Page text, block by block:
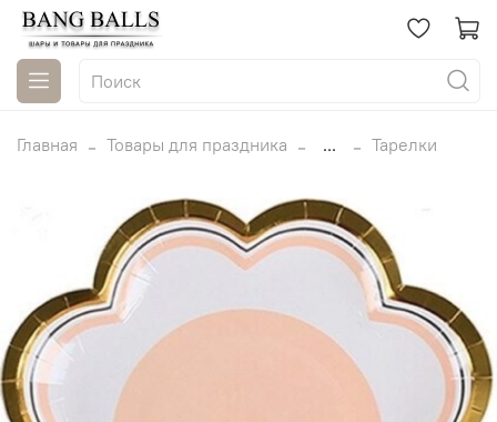
Главная Товары для праздника ... Тарелки